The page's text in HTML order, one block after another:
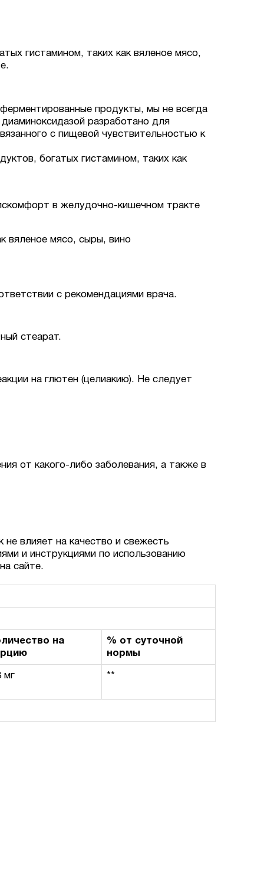
гистамином, таких как вяленое мясо,
продукты, мы не всегда
разработано для
с пищевой чувствительностью к
богатых гистамином, таких как
в желудочно-кишечном тракте
вяленое мясо, сыры, вино
с рекомендациями врача.
стеарат.
на глютен (целиакию). Не следует
от какого-либо заболевания, а также в
влияет на качество и свежесть
и инструкциями по использованию
сайте.
на
% от суточной
нормы
мг **